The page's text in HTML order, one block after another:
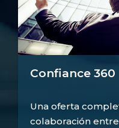
Confiance 360
Una oferta
colaboración